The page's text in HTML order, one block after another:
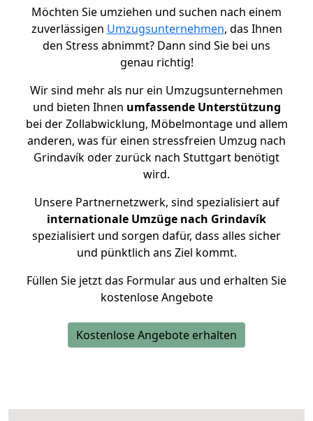
Möchten Sie umziehen und suchen nach einem
zuverlässigen Umzugsunternehmen, das Ihnen
den Stress abnimmt? Dann sind Sie bei uns
genau richtig!
Wir sind mehr als nur ein Umzugsunternehmen
und bieten Ihnen umfassende Unterstützung
bei der Zollabwicklung, Möbelmontage und allem
anderen, was für einen stressfreien Umzug nach
Grindavík oder zurück nach Stuttgart benötigt
wird.
Unsere Partnernetzwerk, sind spezialisiert auf
internationale Umzüge nach Grindavík
spezialisiert und sorgen dafür, dass alles sicher
und pünktlich ans Ziel kommt.
Füllen Sie jetzt das Formular aus und erhalten Sie
kostenlose Angebote
Kostenlose Angebote erhalten